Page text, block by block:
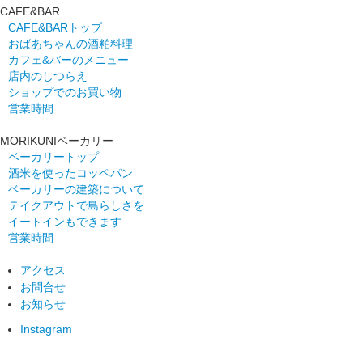
CAFE&BAR
CAFE&BARトップ
おばあちゃんの酒粕料理
カフェ&バーのメニュー
店内のしつらえ
ショップでのお買い物
営業時間
MORIKUNIベーカリー
ベーカリートップ
酒米を使ったコッペパン
ベーカリーの建築について
テイクアウトで島らしさを
イートインもできます
営業時間
アクセス
お問合せ
お知らせ
Instagram